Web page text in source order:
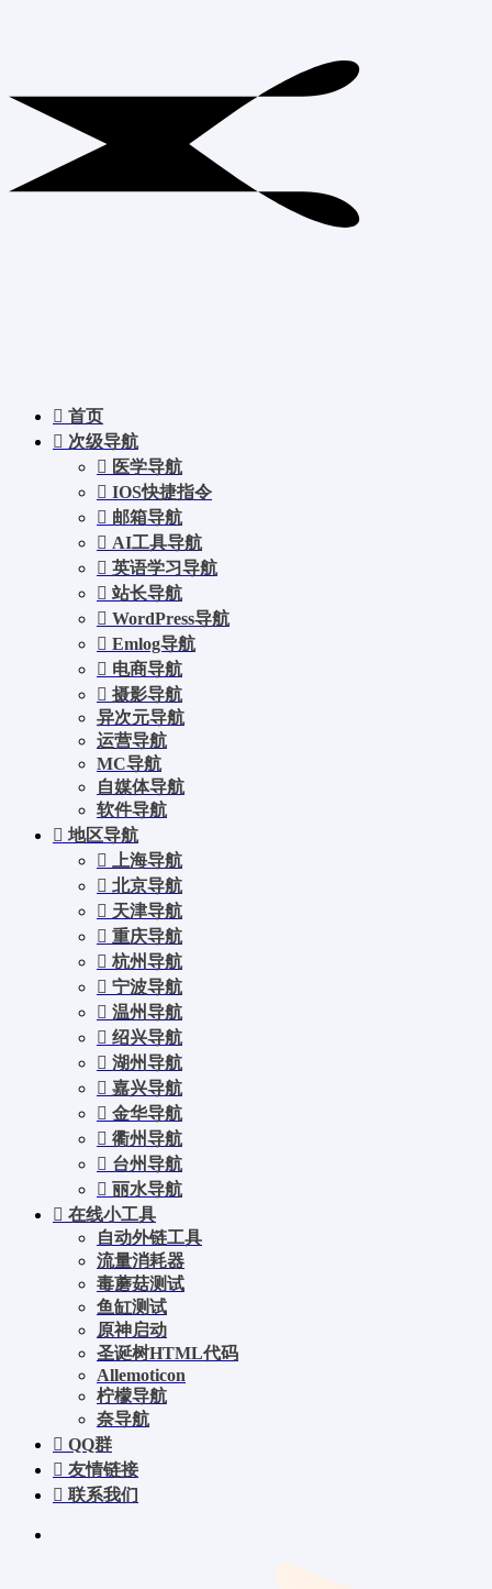
首页
次级导航
医学导航
IOS快捷指令
邮箱导航
AI工具导航
英语学习导航
站长导航
WordPress导航
Emlog导航
电商导航
摄影导航
异次元导航
运营导航
MC导航
自媒体导航
软件导航
地区导航
上海导航
北京导航
天津导航
重庆导航
杭州导航
宁波导航
温州导航
绍兴导航
湖州导航
嘉兴导航
金华导航
衢州导航
台州导航
丽水导航
在线小工具
自动外链工具
流量消耗器
毒蘑菇测试
鱼缸测试
原神启动
圣诞树HTML代码
Allemoticon
柠檬导航
奈导航
QQ群
友情链接
联系我们